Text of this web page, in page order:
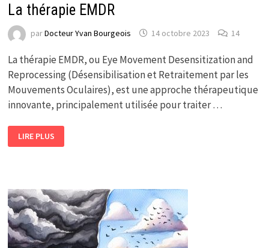
La thérapie EMDR
parDocteur Yvan Bourgeois 14 octobre 2023 14
La thérapie EMDR, ou Eye Movement Desensitization and
Reprocessing (Désensibilisation et Retraitement par les
Mouvements Oculaires), est une approche thérapeutique
innovante, principalement utilisée pour traiter …
LA
THÉRAPIE
EMDR
LIRE PLUS